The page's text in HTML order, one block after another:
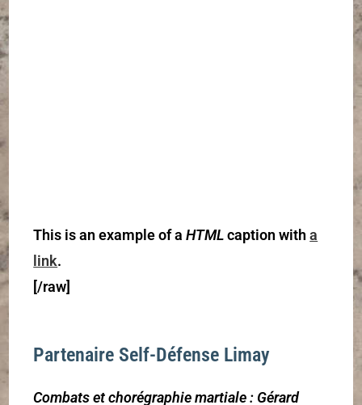
This is an example of aHTMLcaption witha
link.
[/raw]
Partenaire Self-Défense Limay
Combats et chorégraphie martiale : Gérard